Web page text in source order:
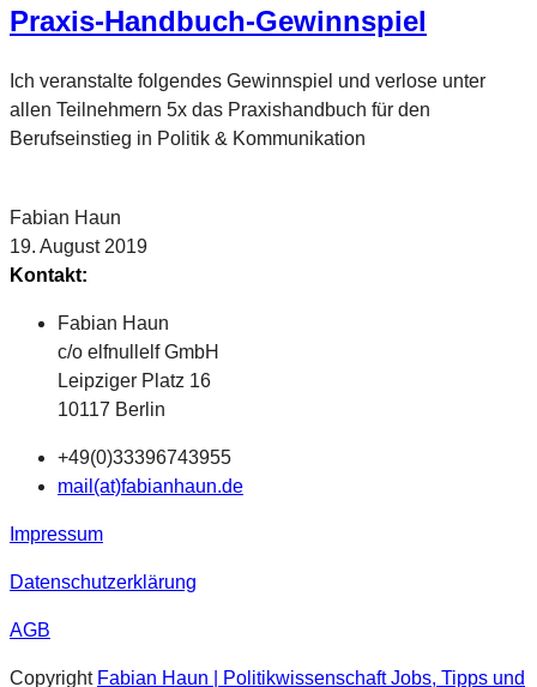
Praxis-Handbuch-Gewinnspiel
Ich veranstalte folgendes Gewinnspiel und verlose unter
allen Teilnehmern 5x das Praxishandbuch für den
Berufseinstieg in Politik & Kommunikation
Fabian Haun
19. August 2019
Kontakt:
Fabian Haun
c/o elfnullelf GmbH
Leipziger Platz 16
10117 Berlin
+49(0)33396743955
mail(at)fabianhaun.de
Impressum
Datenschutzerklärung
AGB
Copyright Fabian Haun | Politikwissenschaft Jobs, Tipps und